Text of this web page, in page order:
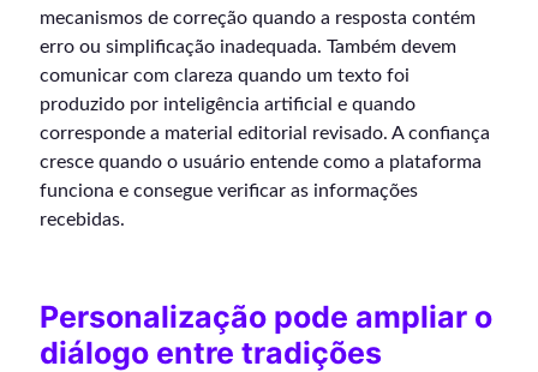
mecanismos de correção quando a resposta contém
erro ou simplificação inadequada. Também devem
comunicar com clareza quando um texto foi
produzido por inteligência artificial e quando
corresponde a material editorial revisado. A confiança
cresce quando o usuário entende como a plataforma
funciona e consegue verificar as informações
recebidas.
Personalização pode ampliar o
diálogo entre tradições